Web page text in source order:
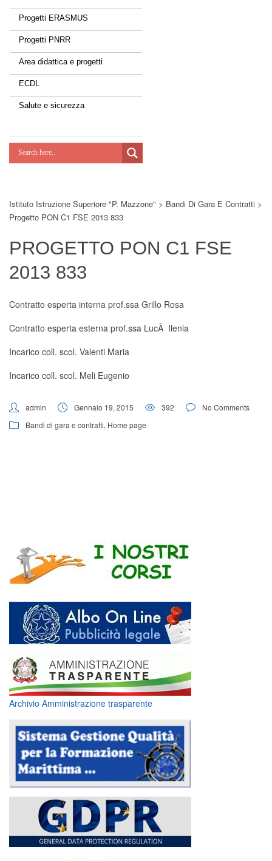
Tessere la rete
Estate a scuola
Scuola d'estate
Lab Green
Potenziamoci
Progetti ERASMUS
Progetti PNRR
Area didattica e progetti
ECDL
Salute e sicurezza
Istituto Istruzione Superiore "P. Mazzone" > Bandi Di Gara E Contratti >
Progetto PON C1 FSE 2013 833
PROGETTO PON C1 FSE
2013 833
Contratto esperta interna prof.ssa Grillo Rosa
Contratto esperta esterna prof.ssa LucÃ Ilenia
Incarico coll. scol. Valenti Maria
Incarico coll. scol. Meli Eugenio
admin Gennaio 19, 2015 392
No Comments
Bandi di gara e contratti, Home page
Archivio Amministrazione trasparente